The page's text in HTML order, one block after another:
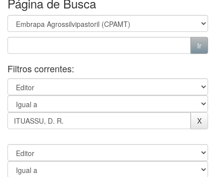
Filtros correntes: